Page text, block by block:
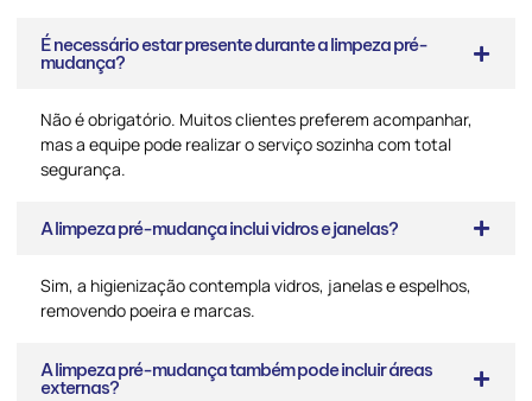
É necessário estar presente durante a limpeza pré-
mudança?
Não é obrigatório. Muitos clientes preferem acompanhar,
mas a equipe pode realizar o serviço sozinha com total
segurança.
A limpeza pré-mudança inclui vidros e janelas?
Sim, a higienização contempla vidros, janelas e espelhos,
removendo poeira e marcas.
A limpeza pré-mudança também pode incluir áreas
externas?